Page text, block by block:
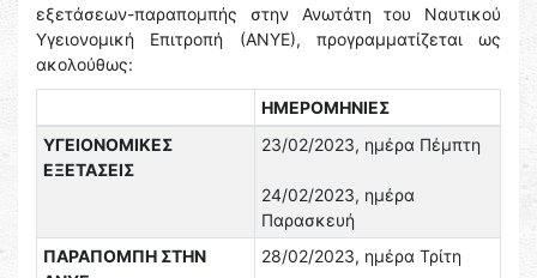
εξετάσεων-παραπομπής στην Ανωτάτη του Ναυτικού
Υγειονομική Επιτροπή (ΑΝΥΕ), προγραμματίζεται ως
ακολούθως:
ΗΜΕΡΟΜΗΝΙΕΣ
ΥΓΕΙΟΝΟΜΙΚΕΣ
ΕΞΕΤΑΣΕΙΣ
23/02/2023, ημέρα Πέμπτη
24/02/2023, ημέρα
Παρασκευή
ΠΑΡΑΠΟΜΠΗ ΣΤΗΝ
28/02/2023, ημέρα Τρίτη